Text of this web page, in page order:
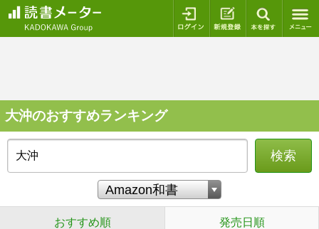
ログイン 新規登録
大沖のおすすめランキング
検索
おすすめ順 発売日順